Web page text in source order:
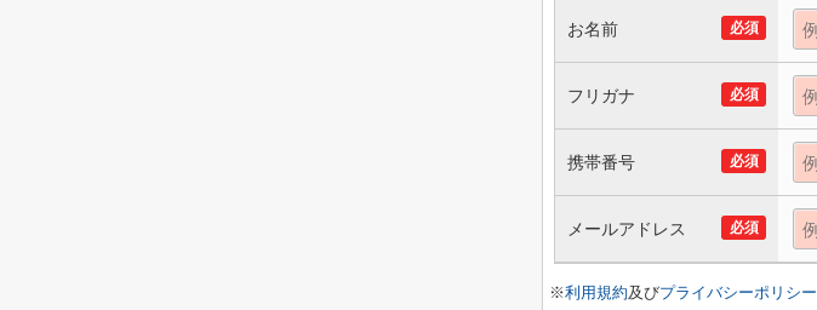
必須
お名前
必須
フリガナ
必須
携帯番号
必須
メールアドレス
※利用規約及びプライバシーポリシー